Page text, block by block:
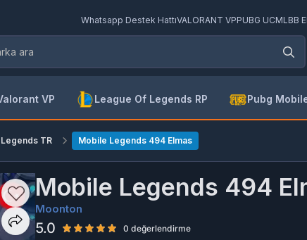
Whatsapp Destek HattıVALORANT VPPUBG UCMLBB
VP League Of Legends RP Pubg
TR Mobile Legends 494 Elmas
Mobile Legends 494
Moonton
5.0 0 değerlendirme